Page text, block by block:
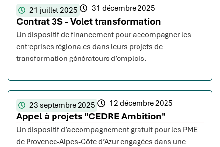
21 juillet 2025 31 décembre 2025
Contrat 3S - Volet transformation
Un dispositif de financement pour accompagner les
entreprises régionales dans leurs projets de
transformation générateurs d’emplois.
23 septembre 2025 12 décembre 2025
Appel à projets "CEDRE Ambition"
Un dispositif d’accompagnement gratuit pour les PME
de Provence-Alpes-Côte d’Azur engagées dans une